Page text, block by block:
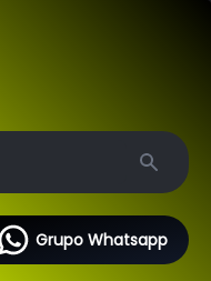
Search
Grupo Whatsapp